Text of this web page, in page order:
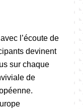
l’écoute de
devinent
sur chaque
de